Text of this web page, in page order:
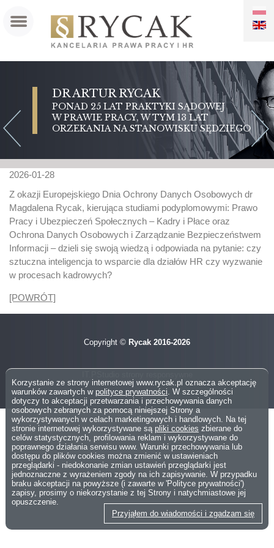
EN
DR ARTUR RYCAK
PONAD 25 LAT PRAKTYKI SĄDOWEJ
W PRAWIE PRACY, W TYM 13 LAT
ORZEKANIA NA STANOWISKU SĘDZIEGO
DR MAGDALENA RYCAK
PONAD 20 LAT DOŚWIADCZENIA
W PRAWIE PRACY
2026-01-28
Z okazji Europejskiego Dnia Ochrony Danych Osobowych dr
Magdalena Rycak, kierująca studiami podyplomowymi: Prawo
Pracy i Ubezpieczeń Społecznych – Kadry i Płace oraz
Ochrona Danych Osobowych i Zarządzanie Bezpieczeństwem
Informacji – dzieli się swoją wiedzą i odpowiada na pytanie: czy
sztuczna inteligencja to wsparcie dla działów HR czy wyzwanie
w procesach kadrowych?
[POWRÓT]
Copyright © Rycak 2016-2026
Korzystanie ze strony internetowej www.rycak.pl oznacza akceptację
warunków zawartych w polityce prywatności. W szczególności
dotyczy to akceptacji przetwarzania i przechowywania danych
osobowych zebranych za pomocą niniejszej Strony a
wykorzystywanych w celach marketingowych i handlowych. Na tej
stronie internetowej wykorzystywane są pliki cookies zbierane do
celów statystycznych, profilowania reklam i wykorzystywane do
poprawnego działania serwisu www. Warunki przechowywania lub
dostępu do plików cookies można zmienić w ustawieniach
przeglądarki - niedokonanie zmian ustawień przeglądarki jest
jednoznaczne z wyrażeniem zgody na ich zapisywanie. W przypadku
braku akceptacji na powyższe (i zawarte w 'Polityce prywatności')
zapisy, prosimy o niekorzystanie z tej Strony i natychmiastowe jej
opuszczenie.
Przyjąłem do wiadomości i zgadzam się